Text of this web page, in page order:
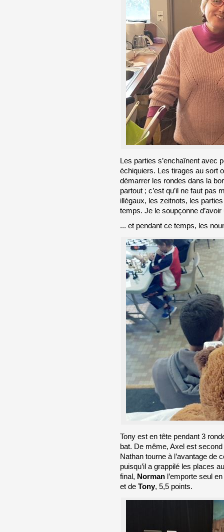
Les parties s’enchaînent avec
échiquiers. Les tirages au sort
démarrer les rondes dans la
partout ; c’est qu’il ne faut pas
illégaux, les zeitnots, les
temps. Je le soupçonne
... et pendant ce temps, les
Tony est en tête pendant 3
bat. De même, Axel est
Nathan tourne à l’avantage de
puisqu’il a grappilé les places
final, Norman l’emporte seul
et de Tony, 5,5 points.